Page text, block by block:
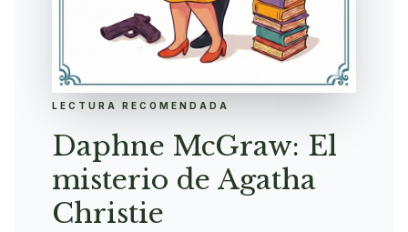
LECTURA RECOMENDADA
Daphne McGraw: El
misterio de Agatha
Christie